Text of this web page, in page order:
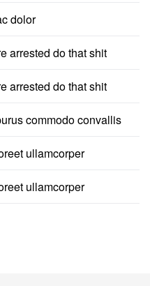
dolor
arrested do that shit
arrested do that shit
commodo convallis
ullamcorper
ullamcorper